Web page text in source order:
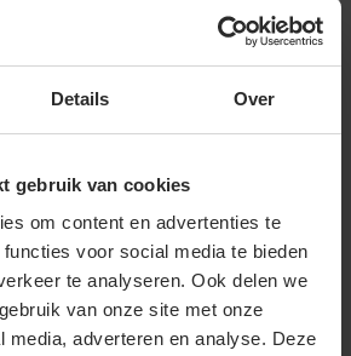
Details Over
gebruik van cookies
om content en advertenties te
voor social media te bieden
te analyseren. Ook delen we
van onze site met onze
media, adverteren en analyse. Deze
contact
59 - Velddriel